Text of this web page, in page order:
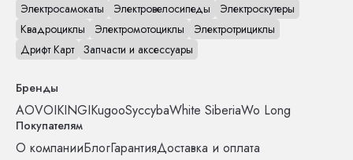
Электросамокаты
Электровелосипеды
Электроскутеры
Квадроциклы
Электромотоциклы
Электротрициклы
Дрифт Карт Запчасти и аксессуары
Бренды
AOVOIKINGIKugooSyccybaWhite SiberiaWo Long
Покупателям
О компанииБлогГарантияДоставка и оплата